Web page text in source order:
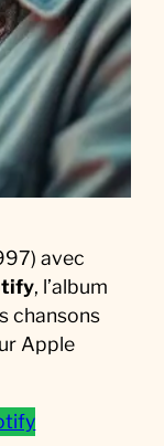
F
i
l
m
avec
, l’album
chansons
Apple